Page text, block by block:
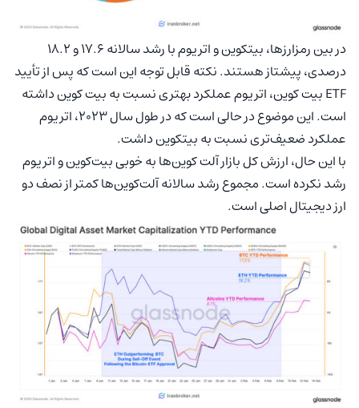
در بین رمزارزها، بیتکوین و اتریوم با رشد سالانه ۱۷.۶ و ۱۸.۲
درصدی، پیشتاز هستند. نکته قابل توجه این است که پس از تأیید
ETF بیت کوین، اتریوم عملکرد بهتری نسبت به بیت کوین داشته
است. این موضوع در حالی است که در طول سال ۲۰۲۳، اتریوم
عملکرد ضعیف‌تری نسبت به بیتکوین داشت.
با این حال، ارزش کل بازار آلت کوین‌ها به خوبی بیت‌کوین و اتریوم
رشد نکرده است. مجموع رشد سالانه آلت‌کوین‌ها کمتر از نصف دو
ارز دیجیتال اصلی است.